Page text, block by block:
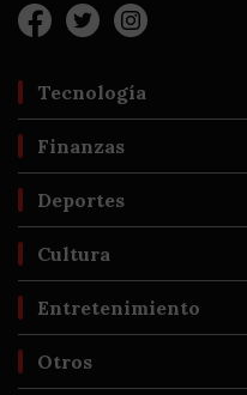
Tecnología
Finanzas
Deportes
Cultura
Entretenimiento
Otros